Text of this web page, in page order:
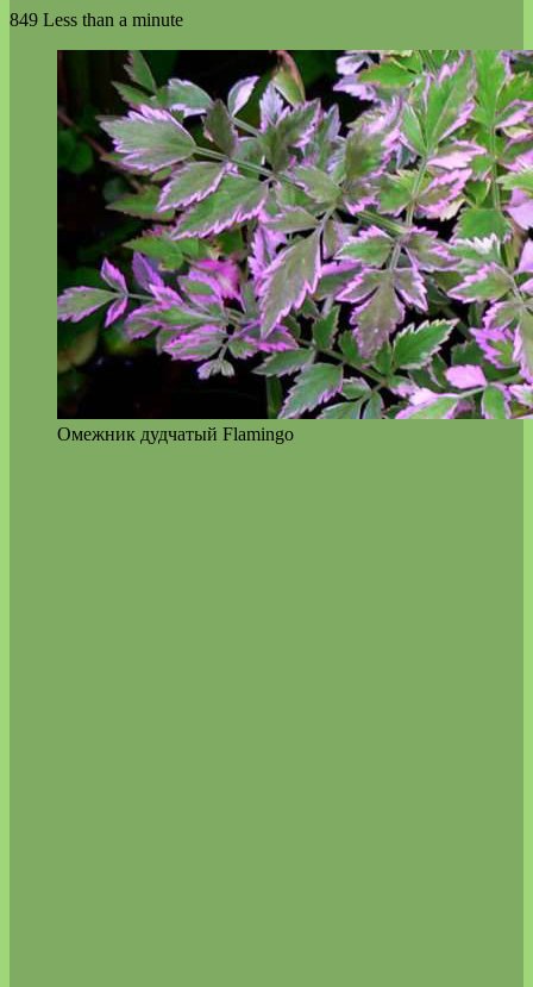
849 Less than a minute
Омежник дудчатый Flamingo